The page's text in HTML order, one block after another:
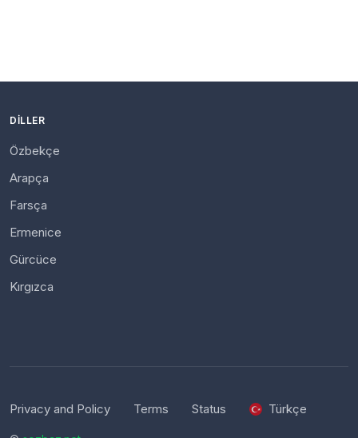
DILLER
Özbekçe
Arapça
Farsça
Ermenice
Gürcüce
Kırgızca
Privacy and Policy Terms Status Türkçe